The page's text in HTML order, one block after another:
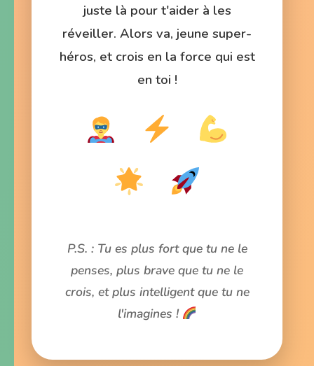
juste là pour t'aider à les
réveiller. Alors va, jeune super-
héros, et crois en la force qui est
en toi !
P.S. : Tu es plus fort que tu ne le
penses, plus brave que tu ne le
crois, et plus intelligent que tu ne
l'imagines !